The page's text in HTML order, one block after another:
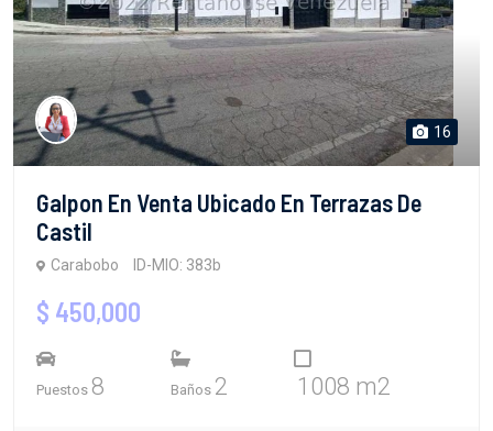
16
Galpon En Venta Ubicado En Terrazas De
Castil
Carabobo ID-MIO: 383b
$ 450,000
Puestos 8 Baños 2 1008 m2